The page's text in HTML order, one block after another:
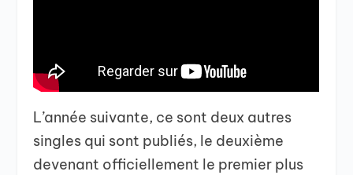
L’année suivante, ce sont deux autres
singles qui sont publiés, le deuxième
devenant officiellement le premier plus